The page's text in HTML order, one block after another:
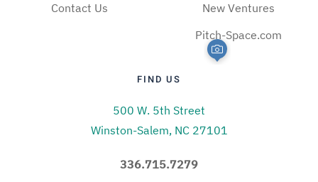
Contact Us
New Ventures
Pitch-Space.com
FIND US
500 W. 5th Street
Winston-Salem, NC 27101
336.715.7279